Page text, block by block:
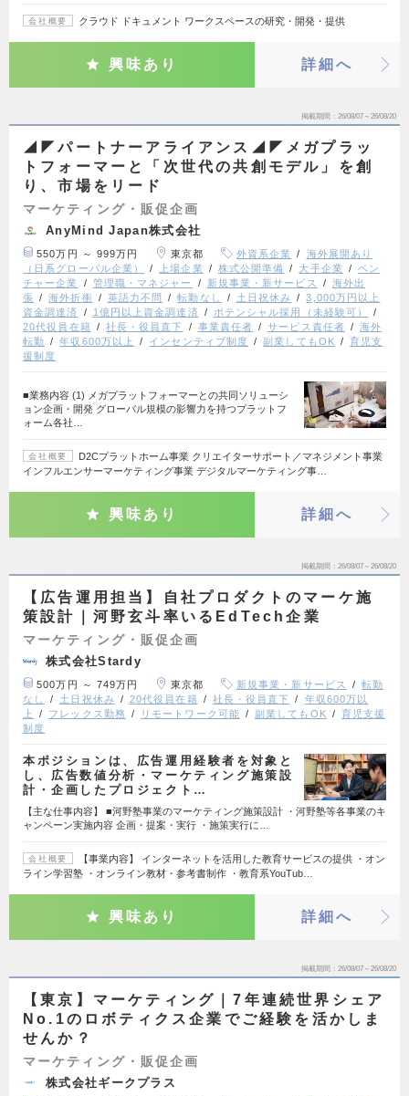
会社概要 クラウド ドキュメント ワークスペースの研究・開発・提供
興味あり 詳細へ
掲載期間 26/08/07～26/08/20
◢◤パートナーアライアンス◢◤メガプラッ
トフォーマーと「次世代の共創モデル」を創
り、市場をリード
マーケティング・販促企画
AnyMind Japan株式会社
550万円 ～ 999万円 東京都 外資系企業
海外展開あり
（日系グローバル企業）
上場企業 株式公開準備 大手企業
ベン
チャー企業
管理職・マネジャー 新規事業・新サービス
海外出
張
海外折衝 英語力不問 転勤なし 土日祝休み
3,000万円以上
資金調達済
1億円以上資金調達済
ポテンシャル採用（未経験可）
20代役員在籍
社長・役員直下 事業責任者 サービス責任者
海外
転勤
年収600万以上 インセンティブ制度 副業してもOK
育児支
援制度
■業務内容 (1) メガプラットフォーマーとの共同ソリューシ
ョン企画・開発 グローバル規模の影響力を持つプラットフ
ォーム各社…
会社概要
D2Cプラットホーム事業 クリエイターサポート／マネジメント事業
インフルエンサーマーケティング事業 デジタルマーケティング事…
興味あり 詳細へ
掲載期間 26/08/07～26/08/20
【広告運用担当】自社プロダクトのマーケ施
策設計｜河野玄斗率いるEdTech企業
マーケティング・販促企画
株式会社Stardy
500万円 ～ 749万円 東京都 新規事業・新サービス
転勤
なし
土日祝休み 20代役員在籍 社長・役員直下
年収600万以
上
フレックス勤務 リモートワーク可能 副業してもOK
育児支援
制度
本ポジションは、広告運用経験者を対象と
し、広告数値分析・マーケティング施策設
計・企画したプロジェクト…
【主な仕事内容】 ■河野塾事業のマーケティング施策設計 ・河野塾等各事業のキ
ャンペーン実施内容 企画・提案・実行 ・施策実行に…
会社概要
【事業内容】 インターネットを活用した教育サービスの提供 ・オン
ライン学習塾 ・オンライン教材・参考書制作 ・教育系YouTub…
興味あり 詳細へ
掲載期間 26/08/07～26/08/20
【東京】マーケティング｜7年連続世界シェア
No.1のロボティクス企業でご経験を活かしま
せんか？
マーケティング・販促企画
株式会社ギークプラス